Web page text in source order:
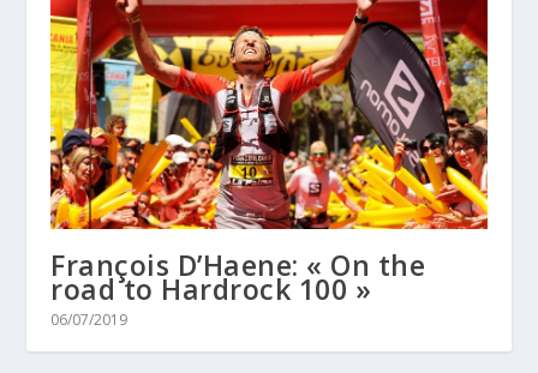
François D’Haene: « On the
road to Hardrock 100 »
06/07/2019